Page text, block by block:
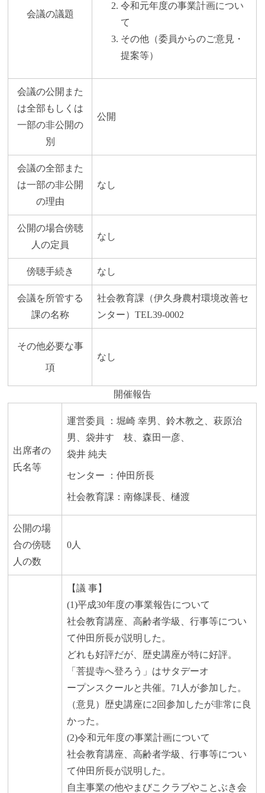
会議の議題
令和元年度の事業計画につい
て
その他（委員からのご意見・
提案等）
会議の公開また
は全部もしくは
一部の非公開の
別
公開
会議の全部また
は一部の非公開
の理由
なし
公開の場合傍聴
人の定員
なし
傍聴手続き なし
会議を所管する
課の名称
社会教育課（伊久身農村環境改善セ
ンター）TEL39-0002
その他必要な事
項
なし
開催報告
出席者の
氏名等
運営委員 ：堀崎 幸男、鈴木教之、萩原治
男、袋井すゞ枝、森田一彦、
袋井 純夫
センター ：仲田所長
社会教育課：南條課長、樋渡
公開の場
合の傍聴
人の数
0人
【議 事】
(1)平成30年度の事業報告について
社会教育講座、高齢者学級、行事等につい
て仲田所長が説明した。
どれも好評だが、歴史講座が特に好評。
「菩提寺へ登ろう」はサタデーオ
ープンスクールと共催。71人が参加した。
（意見）歴史講座に2回参加したが非常に良
かった。
(2)令和元年度の事業計画について
社会教育講座、高齢者学級、行事等につい
て仲田所長が説明した。
自主事業の他やまびこクラブやことぶき会